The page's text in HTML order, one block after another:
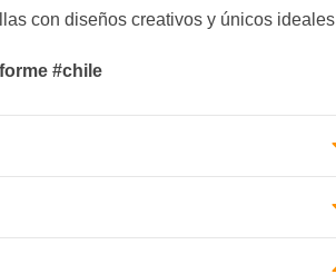
con diseños creativos y únicos ideales
#chile